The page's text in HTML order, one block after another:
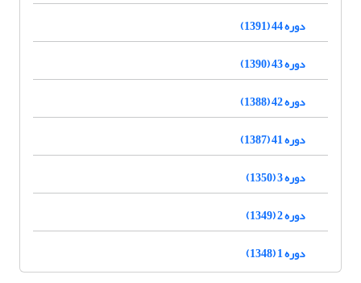
دوره 44 (1391)
دوره 43 (1390)
دوره 42 (1388)
دوره 41 (1387)
دوره 3 (1350)
دوره 2 (1349)
دوره 1 (1348)